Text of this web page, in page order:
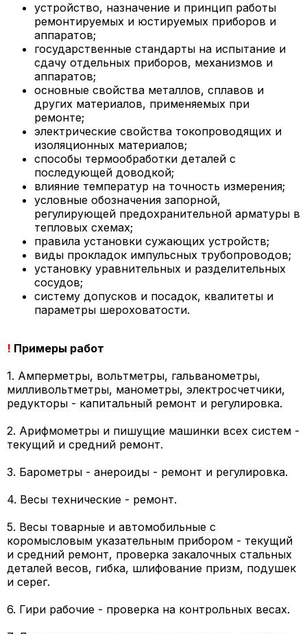
устройство, назначение и принцип работы
ремонтируемых и юстируемых приборов и
аппаратов;
государственные стандарты на испытание и
сдачу отдельных приборов, механизмов и
аппаратов;
основные свойства металлов, сплавов и
других материалов, применяемых при
ремонте;
электрические свойства токопроводящих и
изоляционных материалов;
способы термообработки деталей с
последующей доводкой;
влияние температур на точность измерения;
условные обозначения запорной,
регулирующей предохранительной арматуры в
тепловых схемах;
правила установки сужающих устройств;
виды прокладок импульсных трубопроводов;
установку уравнительных и разделительных
сосудов;
систему допусков и посадок, квалитеты и
параметры шероховатости.
! Примеры работ
1. Амперметры, вольтметры, гальванометры,
милливольтметры, манометры, электросчетчики,
редукторы - капитальный ремонт и регулировка.
2. Арифмометры и пишущие машинки всех систем -
текущий и средний ремонт.
3. Барометры - анероиды - ремонт и регулировка.
4. Весы технические - ремонт.
5. Весы товарные и автомобильные с
коромысловым указательным прибором - текущий
и средний ремонт, проверка закалочных стальных
деталей весов, гибка, шлифование призм, подушек
и серег.
6. Гири рабочие - проверка на контрольных весах.